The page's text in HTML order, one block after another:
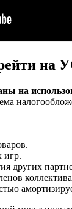
на
на
игр.
других